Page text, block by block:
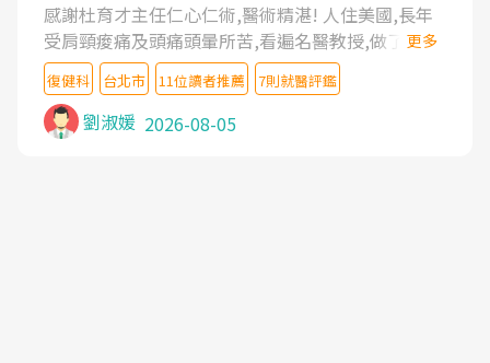
感謝杜育才主任仁心仁術,醫術精湛! 人住美國,長年
受肩頸痠痛及頭痛頭暈所苦,看遍名醫教授,做了各種
檢查,也嘗試過西醫打針,中醫針灸及物理徒手治療都
沒有用,後來連吃到嗎啡類止痛藥都效果有限,只是壓
症狀,沒多久就痛起來,多年失眠嚴重影響生活品質.
台灣親友介紹忠孝醫院杜育才主任是頸頭症候群專
更多
復健科 台北市 11位讀者推薦 7則就醫評鑑
劉淑媛 2026-08-05